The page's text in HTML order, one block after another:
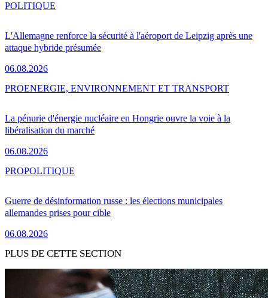
L'Allemagne renforce la sécurité à l'aéroport de Leipzig après une
attaque hybride présumée
06.08.2026
POLITIQUE
La pénurie d'énergie nucléaire en Hongrie ouvre la voie à la
libéralisation du marché
06.08.2026
PROENERGIE, ENVIRONNEMENT ET TRANSPORT
Guerre de désinformation russe : les élections municipales
allemandes prises pour cible
06.08.2026
PROPOLITIQUE
PLUS DE CETTE SECTION